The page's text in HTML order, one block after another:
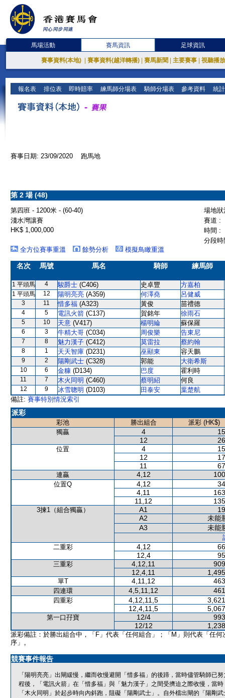
馬場活動 賽馬資訊 足球資訊
賽事資料(本地) 賽事資料(越洋轉播) 賽馬新聞 主要賽事 視聽播
報名表 排位表 即時賠率 練馬師分場表 騎師分場表 參考資料 統
賽事日期: 23/09/2020 跑馬地
第 2 場 (48)
第四班 - 1200米 - (60-40)
場地
淺水灣讓賽
賽道 :
HK$ 1,000,000
時間 :
分段
全方位賽事重溫
餘勢分析 模擬鳥瞰重溫
名次 馬號 馬名 騎師 練馬師
1 平頭馬 4 駿爵士 (C406) 史卓豐 方嘉柏
1 平頭馬 12 陽明亮亮 (A359) 何澤堯 呂健威
3 11 惜多福 (A323) 黃俊 苗禮德
4 5 電訊火箭 (C137) 賀銘年 徐雨石
5 10 天意 (V417) 楊明綸 蘇保羅
6 3 牛精大哥 (C034) 周俊樂 告東尼
7 8 魅力漢子 (C412) 莫雷拉 蔡約翰
8 1 天天智庫 (D231) 巫顯東 容天鵬
9 2 陽剛武士 (C328) 郭能 大衛希斯
10 6 金糠 (D134) 巴度 霍利時
11 7 木火同明 (C460) 蔡明紹 何良
12 9 冰雪聰明 (D103) 田泰安
葉楚航
備註: 賽事特別情況索引
派彩
彩池 勝出組合
派彩 (HK$)
獨贏
4
12
位置 4
12
11
連贏 4,12
位置Q 4,12
4,11
11,12
3揀1（組合獨贏） A1
A2
未能
A3
未能
二重彩
4,12
12,4
三重彩 4,12,11
12,4,11
單T 4,11,12
四連環 4,5,11,12
四重彩 4,12,11,5
12,4,11,5
第一口孖寶 12/4
12/12
派彩備註：於勝出組合中，「F」代表「任何組合」；「M」則代表「任何
序」。
競賽事件報告
「陽明亮亮」出閘緩慢，繼而收慢避開「惜多福」的後蹄，當時儘管騎師已
程後，「電訊火箭」在「惜多福」與「魅力漢子」之間受擠迫之際收慢，當
「木火同明」於起步時向內斜跑，阻礙「陽剛武士」。自外檔出閘的「陽剛